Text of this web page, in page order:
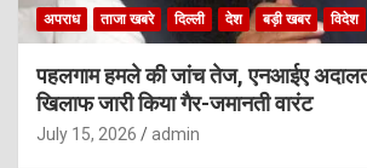
अपराध ताजा खबरे दिल्ली देश बड़ी खबर विदेश
पहलगाम हमले की जांच तेज, एनआईए
खिलाफ जारी किया गैर-जमानती वारंट
July 15, 2026 admin